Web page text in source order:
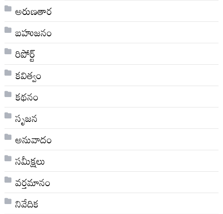
అరుణతార
బహుజనం
రిపోర్ట్
కవిత్వం
కథనం
సృజన
అనువాదం
సమీక్షలు
వర్తమానం
నివేదిక